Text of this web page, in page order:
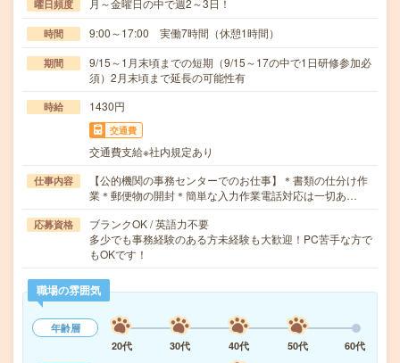
曜日頻度 月～金曜日の中で週2～3日！
時間 9:00～17:00 実働7時間（休憩1時間）
期間
9/15～1月末頃までの短期（9/15～17の中で1日研修参加必
須）2月末頃まで延長の可能性有
時給 1430円
交通費
交通費支給※社内規定あり
仕事内容
【公的機関の事務センターでのお仕事】＊書類の仕分け作
業＊郵便物の開封＊簡単な入力作業電話対応は一切あ…
応募資格
ブランクOK / 英語力不要
多少でも事務経験のある方未経験も大歓迎！PC苦手な方で
もOKです！
職場の雰囲気
年齢層
20代
30代 40代 50代
60代